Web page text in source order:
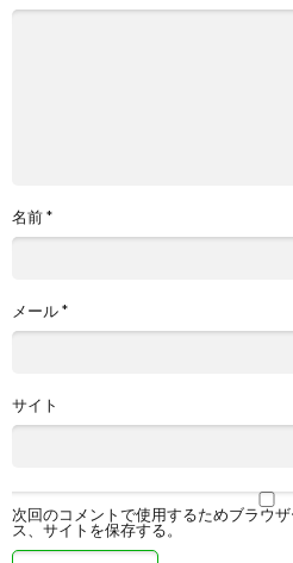
名前*
メール*
サイト
次回のコメントで使用するためブラウ
ス、サイトを保存する。